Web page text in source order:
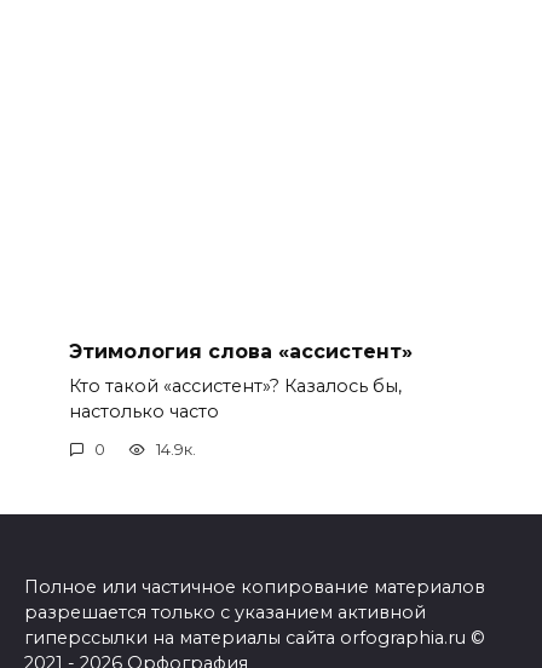
Этимология слова «ассистент»
Кто такой «ассистент»? Казалось бы,
настолько часто
0 14.9к.
Полное или частичное копирование материалов
разрешается только с указанием активной
гиперссылки на материалы сайта orfographia.ru ©
2021 - 2026 Орфография